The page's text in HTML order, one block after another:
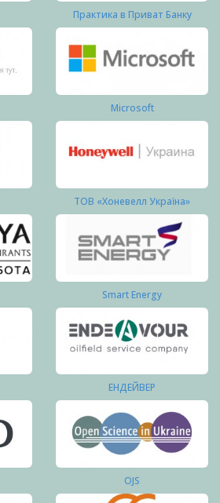
Практика в Приват Банку
Microsoft
ТОВ «Хоневелл Україна»
Smart Energy
ЕНДЕЙВЕР
OJS